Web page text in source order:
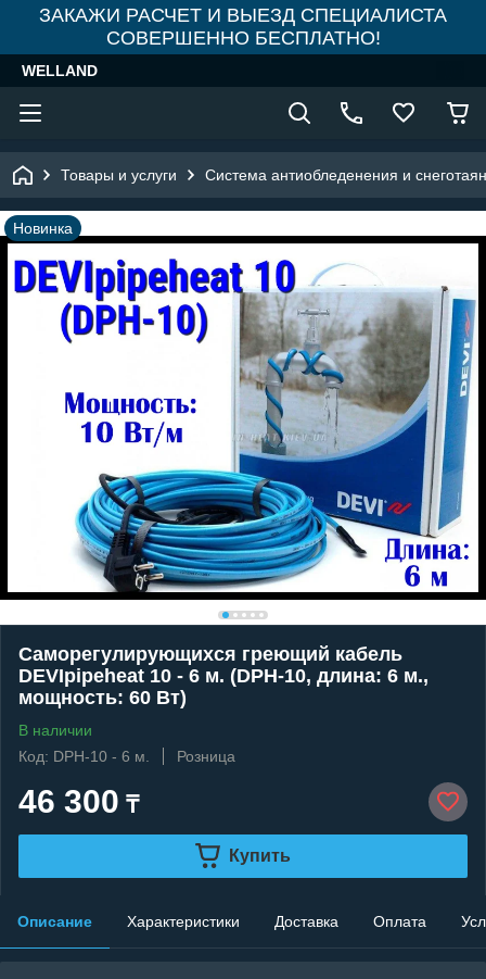
ЗАКАЖИ РАСЧЕТ И ВЫЕЗД СПЕЦИАЛИСТА
СОВЕРШЕННО БЕСПЛАТНО!
WELLAND
Товары и услуги Система антиобледенения и
Новинка
Саморегулирующихся греющий кабель
DEVIpipeheat 10 - 6 м. (DPH-10, длина: 6 м.,
мощность: 60 Вт)
В наличии
Код: DPH-10 - 6 м.
Розница
46 300 ₸
Купить
Описание Характеристики Доставка Оплата